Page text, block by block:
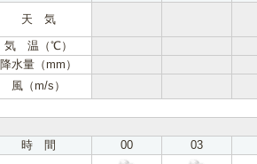
天 気
気 温（℃）
降水量（mm）
風（m/s）
時 間
00 03